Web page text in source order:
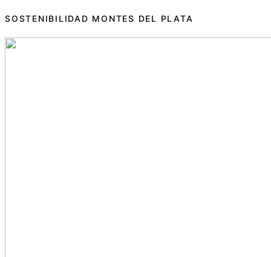
SOSTENIBILIDAD MONTES DEL PLATA